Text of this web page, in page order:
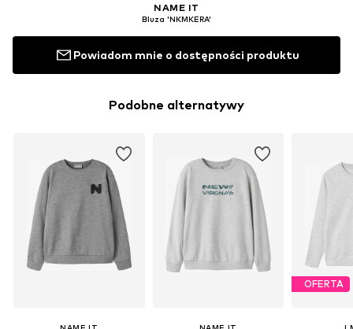
NAME IT
Bluza 'NKMKERA'
Powiadom mnie o dostępności produktu
Podobne alternatywy
OFERTA